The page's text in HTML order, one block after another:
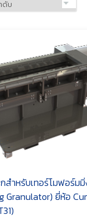
ำหรับเทอร์โมฟอร์ม
Granulator) ยี่ห้อ